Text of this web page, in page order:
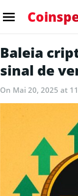
Baleia
sinal de
On Mai 20, 2025 at